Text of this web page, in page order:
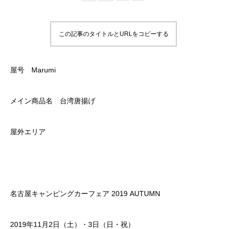
この記事のタイトルとURLをコピーする
屋号 Marumi
メイン商品名 台湾唐揚げ
屋外エリア
名古屋キャンピングカーフェア 2019 AUTUMN
2019年11月2日（土）・3日（日・祝）